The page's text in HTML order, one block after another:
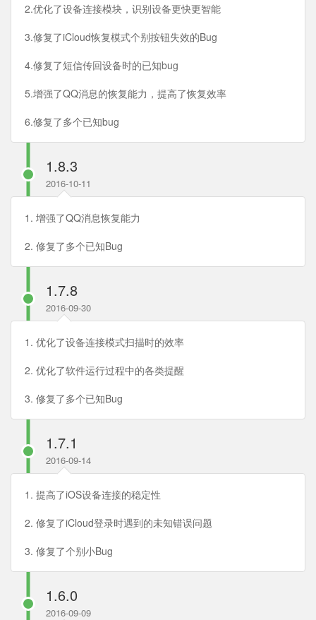
2.优化了设备连接模块，识别设备更快更智能
3.修复了iCloud恢复模式个别按钮失效的Bug
4.修复了短信传回设备时的已知bug
5.增强了QQ消息的恢复能力，提高了恢复效率
6.修复了多个已知bug
1.8.3
2016-10-11
1. 增强了QQ消息恢复能力
2. 修复了多个已知Bug
1.7.8
2016-09-30
1. 优化了设备连接模式扫描时的效率
2. 优化了软件运行过程中的各类提醒
3. 修复了多个已知Bug
1.7.1
2016-09-14
1. 提高了iOS设备连接的稳定性
2. 修复了iCloud登录时遇到的未知错误问题
3. 修复了个别小Bug
1.6.0
2016-09-09